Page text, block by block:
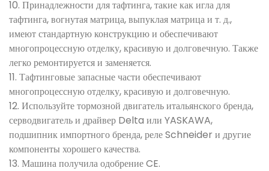
10. Принадлежности для тафтинга, такие как игла для
тафтинга, вогнутая матрица, выпуклая матрица и т. д.,
имеют стандартную конструкцию и обеспечивают
многопроцессную отделку, красивую и долговечную. Также
легко ремонтируется и заменяется.
11. Тафтинговые запасные части обеспечивают
многопроцессную отделку, красивую и долговечную.
12. Используйте тормозной двигатель итальянского бренда,
серводвигатель и драйвер Delta или YASKAWA,
подшипник импортного бренда, реле Schneider и другие
компоненты хорошего качества.
13. Машина получила одобрение CE.